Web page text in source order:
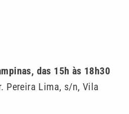
das 15h às 18h30
Pereira Lima, s/n, Vila